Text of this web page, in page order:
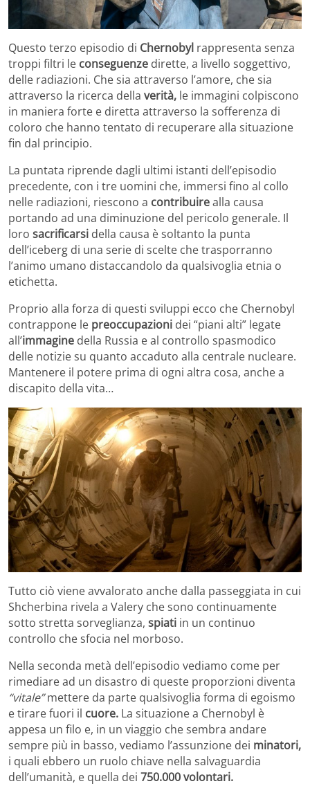
Questo terzo episodio di Chernobyl rappresenta senza
troppi filtri le conseguenze dirette, a livello soggettivo,
delle radiazioni. Che sia attraverso l’amore, che sia
attraverso la ricerca della verità, le immagini colpiscono
in maniera forte e diretta attraverso la sofferenza di
coloro che hanno tentato di recuperare alla situazione
fin dal principio.
La puntata riprende dagli ultimi istanti dell’episodio
precedente, con i tre uomini che, immersi fino al collo
nelle radiazioni, riescono a contribuirealla causa
portando ad una diminuzione del pericolo generale. Il
loro sacrificarsi della causa è soltanto la punta
dell’iceberg di una serie di scelte che trasporranno
l’animo umano distaccandolo da qualsivoglia etnia o
etichetta.
Proprio alla forza di questi sviluppi ecco che Chernobyl
contrappone le preoccupazioni dei “piani alti” legate
all’immagine della Russia e al controllo spasmodico
delle notizie su quanto accaduto alla centrale nucleare.
Mantenere il potere prima di ogni altra cosa, anche a
discapito della vita…
Tutto ciò viene avvalorato anche dalla passeggiata in cui
Shcherbina rivela a Valery che sono continuamente
sotto stretta sorveglianza, spiati in un continuo
controllo che sfocia nel morboso.
Nella seconda metà dell’episodio vediamo come per
rimediare ad un disastro di queste proporzioni diventa
“vitale”mettere da parte qualsivoglia forma di egoismo
e tirare fuori il cuore. La situazione a Chernobyl è
appesa un filo e, in un viaggio che sembra andare
sempre più in basso, vediamo l’assunzione dei minatori,
i quali ebbero un ruolo chiave nella salvaguardia
dell’umanità, e quella dei 750.000 volontari.